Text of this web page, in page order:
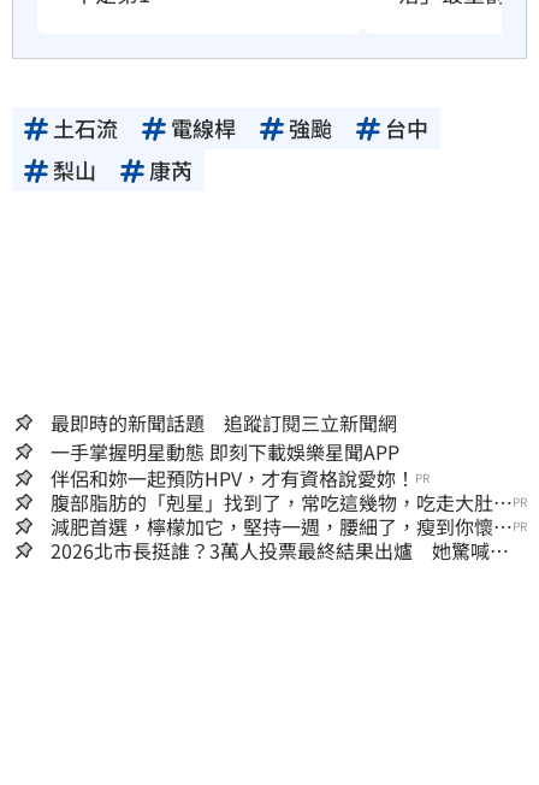
土石流 電線桿 強颱
台中
梨山
康芮
最即時的新聞話題 追蹤訂閱三立新聞網
一手掌握明星動態 即刻下載娛樂星聞APP
伴侶和妳一起預防HPV，才有資格說愛妳！ PR
腹部脂肪的「剋星」找到了，常吃這幾物，吃走大肚
囊，瘦出小蠻腰
PR
減肥首選，檸檬加它，堅持一週，腰細了，瘦到你懷疑
人生
PR
2026北市長挺誰？3萬人投票最終結果出爐 她驚喊：